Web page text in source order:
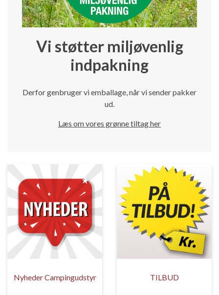
Vi støtter miljøvenlig
indpakning
Derfor genbruger vi emballage, når vi sender pakker
ud.
Læs om vores grønne tiltag her
Nyheder Campingudstyr TILBUD